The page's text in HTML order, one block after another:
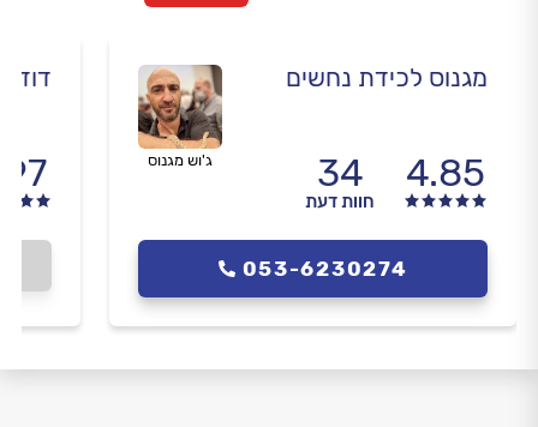
מגנוס לכידת נחשים
4.85
34
חוות דעת
ג'וש מגנוס
053-6230274
דוד